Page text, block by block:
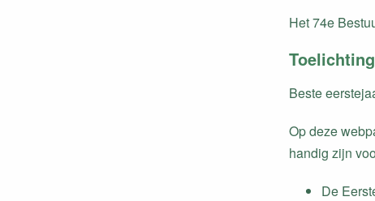
Het 74e
Toelichting
Beste
Op deze
handig zijn
De